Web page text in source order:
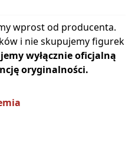
wprost od producenta.
i nie skupujemy figurek
wyłącznie oficjalną
oryginalności.